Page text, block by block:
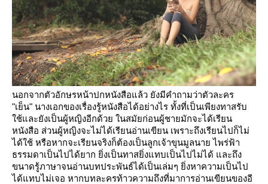
นอกจากตัวอักษรหน้าปกหนังสือแล้ว ยังมีคำถามว่าตัวละคร
"เย็น" นางเอกของเรื่องรู้หนังสือได้อย่างไร ทั้งที่เป็นเพียงทาสรับ
ช้และยังเป็นผู้หญิงอีกด้วย ในสมัยก่อนผู้ชายมักจะได้เรียน
หนังสือ ส่วนผู้หญิงจะไม่ได้เรียนอ่านเขียน เพราะถึงเรียนไปก็ไม่
ได้ใช้ หรือหากจะเรียนจริงก็ต้องเป็นลูกเจ้าขุนมูลนาย ไพร่ฟ้า
ธรรมดาเป็นไปได้ยาก ยิ่งเป็นทาสยิ่งแทบเป็นไปไม่ได้ และถึง
ขนาดรู้ภาษาจนอ่านบทประพันธ์ได้เป็นเล่มๆ ยิ่งหาความเป็นไป
ได้แทบไม่เจอ หากบทละครท้าวความถึงที่มาการอ่านเขียนของอี